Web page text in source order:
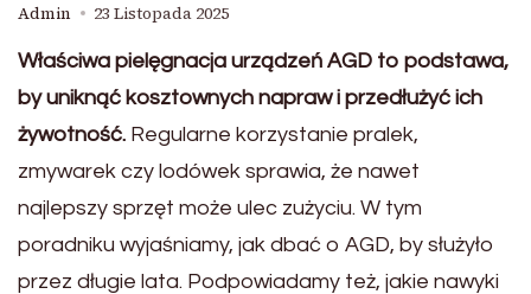
Admin 23 Listopada 2025
Właściwa pielęgnacja urządzeń AGD to podstawa,
by uniknąć kosztownych napraw i przedłużyć ich
żywotność. Regularne korzystanie pralek,
zmywarek czy lodówek sprawia, że nawet
najlepszy sprzęt może ulec zużyciu. W tym
poradniku wyjaśniamy, jak dbać o AGD, by służyło
przez długie lata. Podpowiadamy też, jakie nawyki